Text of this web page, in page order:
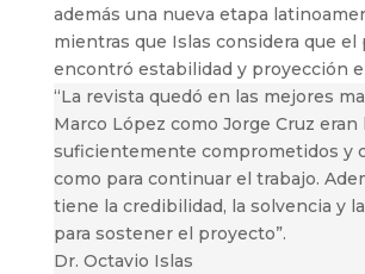
además una nueva etapa
mientras que Islas considera que el
encontró estabilidad y proyección
“La revista quedó en las mejores
Marco López como Jorge Cruz eran
suficientemente comprometidos y
como para continuar el trabajo.
tiene la credibilidad, la solvencia y
para sostener el proyecto”.
Dr. Octavio Islas